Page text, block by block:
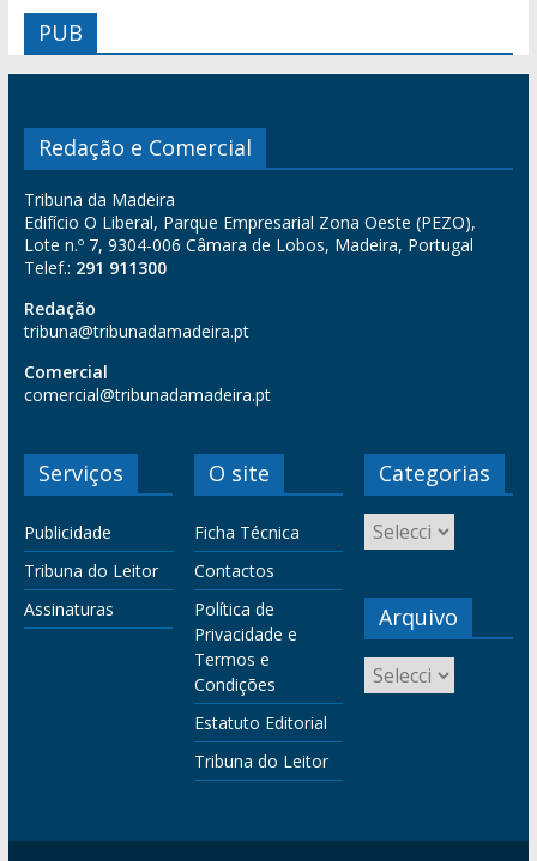
PUB
Redação e Comercial
Tribuna da Madeira
Edifício O Liberal, Parque Empresarial Zona Oeste (PEZO),
Lote n.º 7, 9304-006 Câmara de Lobos, Madeira, Portugal
Telef.: 291 911300
Redação
tribuna@tribunadamadeira.pt
Comercial
comercial@tribunadamadeira.pt
Serviços
Publicidade
Tribuna do Leitor
Assinaturas
O site
Ficha Técnica
Contactos
Política de
Privacidade e
Termos e
Condições
Estatuto Editorial
Tribuna do Leitor
Categorias
Arquivo